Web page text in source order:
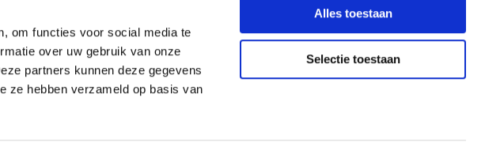
om functies voor social media te
over uw gebruik van onze
partners kunnen deze gegevens
ze hebben verzameld op basis van
Alles toestaan
Selectie toestaan
Elke week de beste acties en het laaste